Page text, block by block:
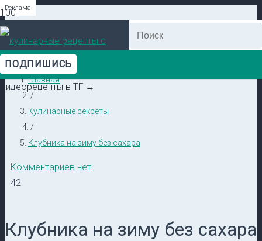
ПОДПИШИСЬ
Видеорецепты в ТГ →
Главная
/
Кулинарные секреты
/
Клубника на зиму без сахара
Комментариев нет
42
Клубника на зиму без сахара
Реклама
Реклама
Реклама
Реклама
Реклама
Реклама